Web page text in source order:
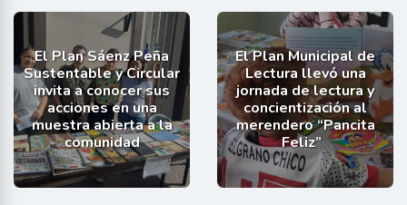
El Plan Sáenz Peña
Sustentable y Circular
invita a conocer sus
acciones en una
muestra abierta a la
comunidad
El Plan Municipal de
Lectura llevó una
jornada de lectura y
concientización al
merendero “Pancita
Feliz”